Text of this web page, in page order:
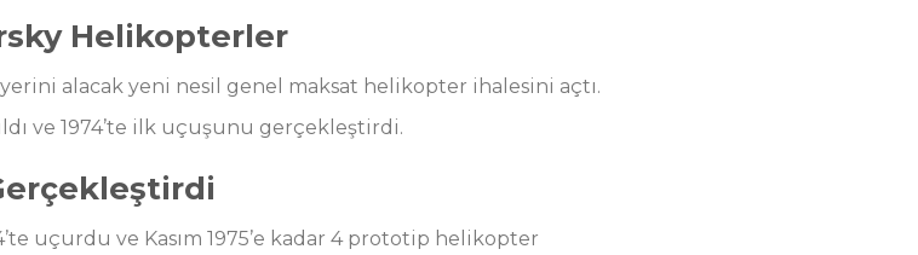
Helikopterler
yerini alacak yeni nesil genel maksat helikopter ihalesini açtı.
ve 1974’te ilk uçuşunu gerçekleştirdi.
uçurdu ve Kasım 1975’e kadar 4 prototip helikopter